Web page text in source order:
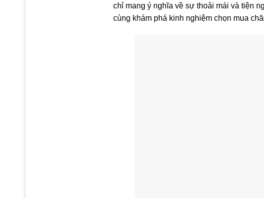
chỉ mang ý nghĩa về sự thoải mái và tiện
cùng khám phá kinh nghiệm chọn mua